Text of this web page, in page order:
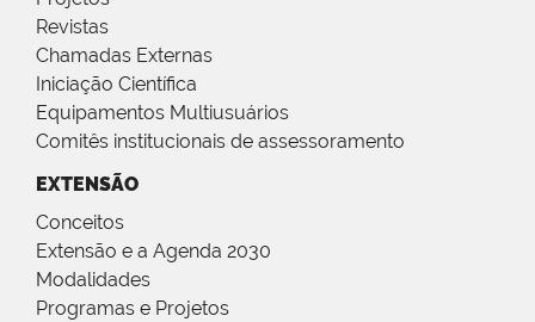
Revistas
Chamadas Externas
Iniciação Científica
Equipamentos Multiusuários
Comitês institucionais de assessoramento
EXTENSÃO
Conceitos
Extensão e a Agenda 2030
Modalidades
Programas e Projetos